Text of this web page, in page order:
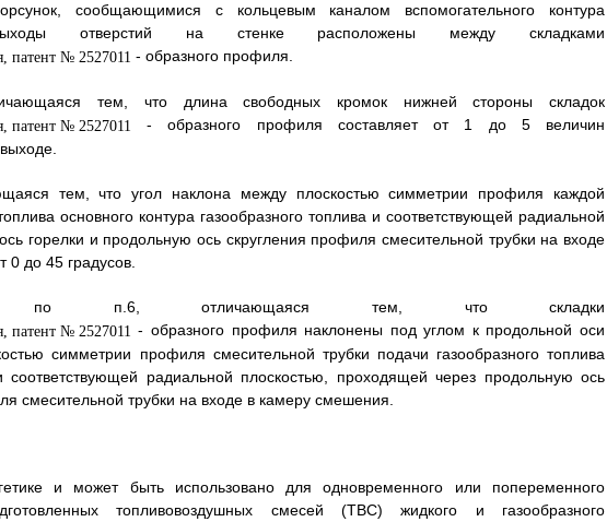
сообщающимися с кольцевым каналом вспомогательного контура
отверстий на стенке расположены между складками
- образного профиля.
тем, что длина свободных кромок нижней стороны складок
- образного профиля составляет от 1 до 5 величин
тем, что угол наклона между плоскостью симметрии профиля каждой
основного контура газообразного топлива и соответствующей радиальной
горелки и продольную ось скругления профиля смесительной трубки на входе
до 45 градусов.
по п.6, отличающаяся тем, что складки
- образного профиля наклонены под углом к продольной оси
симметрии профиля смесительной трубки подачи газообразного топлива
соответствующей радиальной плоскостью, проходящей через продольную ось
смесительной трубки на входе в камеру смешения.
и может быть использовано для одновременного или попеременного
топливовоздушных смесей (ТВС) жидкого и газообразного